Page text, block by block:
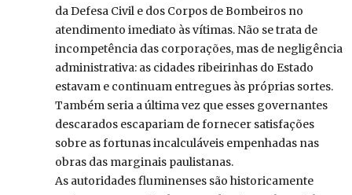
da Defesa Civil e dos Corpos de Bombeiros no
atendimento imediato às vítimas. Não se trata de
incompetência das corporações, mas de negligência
administrativa: as cidades ribeirinhas do Estado
estavam e continuam entregues às próprias sortes.
Também seria a última vez que esses governantes
descarados escapariam de fornecer satisfações
sobre as fortunas incalculáveis empenhadas nas
obras das marginais paulistanas.
As autoridades fluminenses são historicamente